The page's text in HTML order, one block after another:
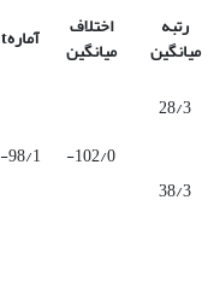
رتبه
میانگین
اختلاف
میانگین آمارهt
28/3
102/0-
98/1-
38/3